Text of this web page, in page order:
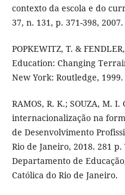
contexto da escola e do
37, n. 131, p. 371-398, 2007.
POPKEWITZ, T. &
Education: Changing
New York: Routledge, 1999.
RAMOS, R. K.; SOUZA, M.
internacionalização na
de Desenvolvimento
Rio de Janeiro, 2018. 281
Departamento de
Católica do Rio de Janeiro.